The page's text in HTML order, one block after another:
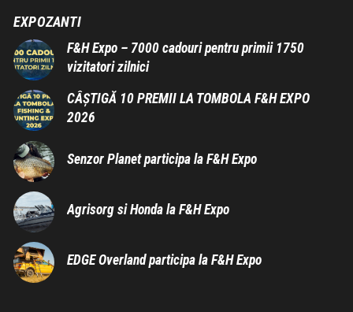
EXPOZANTI
F&H Expo – 7000 cadouri pentru primii 1750
vizitatori zilnici
CÂȘTIGĂ 10 PREMII LA TOMBOLA F&H EXPO
2026
Senzor Planet participa la F&H Expo
Agrisorg si Honda la F&H Expo
EDGE Overland participa la F&H Expo